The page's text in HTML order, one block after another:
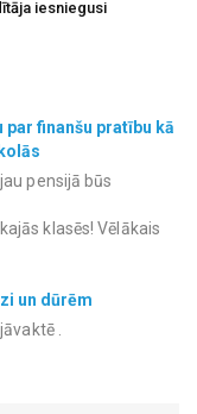
iesniegusi
finanšu pratību kā
pensijā būs
klasēs! Vēlākais
un dūrēm
.